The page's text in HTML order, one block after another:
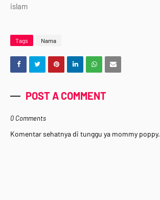
islam
Tags Nama
POST A COMMENT
0 Comments
Komentar sehatnya di tunggu ya mommy poppy.